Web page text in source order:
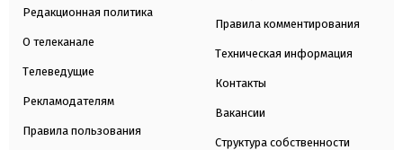
Редакционная политика
О телеканале
Телеведущие
Рекламодателям
Правила пользования
Правила комментирования
Техническая информация
Контакты
Вакансии
Структура собственности